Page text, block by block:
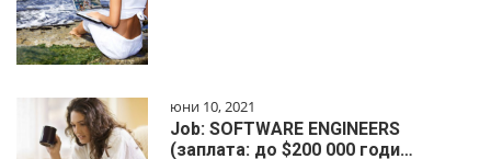
юни 10, 2021
Job: SOFTWARE ENGINEERS
(заплата: до $200 000 годи…